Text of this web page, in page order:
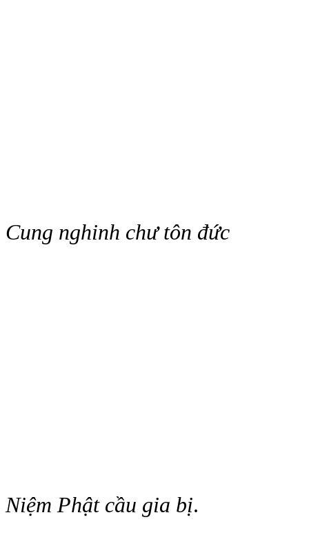
Cung nghinh chư tôn đức
Niệm Phật cầu gia bị.